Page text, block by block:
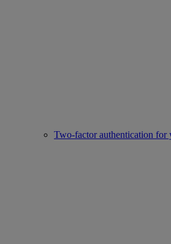
Two-factor authentication for